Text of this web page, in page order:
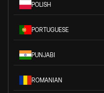
POLISH
PORTUGUESE
PUNJABI
ROMANIAN